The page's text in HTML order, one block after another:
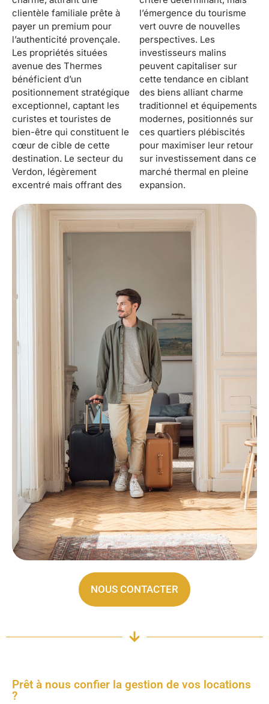
clientèle familiale prête à
payer un premium pour
l’authenticité provençale.
Les propriétés situées
avenue des Thermes
bénéficient d’un
positionnement stratégique
exceptionnel, captant les
curistes et touristes de
bien-être qui constituent le
cœur de cible de cette
destination. Le secteur du
Verdon, légèrement
excentré mais offrant des
l’émergence du tourisme
vert ouvre de nouvelles
perspectives. Les
investisseurs malins
peuvent capitaliser sur
cette tendance en ciblant
des biens alliant charme
traditionnel et équipements
modernes, positionnés sur
ces quartiers plébiscités
pour maximiser leur retour
sur investissement dans ce
marché thermal en pleine
expansion.
NOUS CONTACTER
Prêt à nous confier la gestion de vos locations
?